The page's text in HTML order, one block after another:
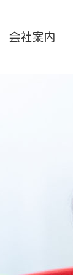
会社案内